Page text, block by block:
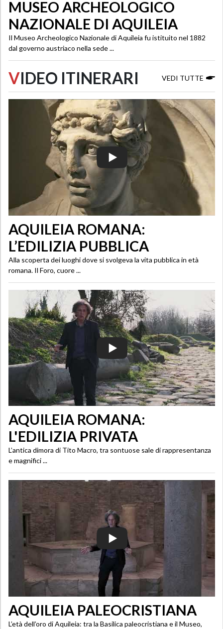
MUSEO ARCHEOLOGICO
NAZIONALE DI AQUILEIA
Il Museo Archeologico Nazionale di Aquileia fu istituito nel 1882
dal governo austriaco nella sede ...
VIDEO ITINERARI VEDI TUTTE
AQUILEIA ROMANA:
L’EDILIZIA PUBBLICA
Alla scoperta dei luoghi dove si svolgeva la vita pubblica in età
romana. Il Foro, cuore ...
AQUILEIA ROMANA:
L'EDILIZIA PRIVATA
L’antica dimora di Tito Macro, tra sontuose sale di rappresentanza
e magnifici ...
AQUILEIA PALEOCRISTIANA
L’età dell’oro di Aquileia: tra la Basilica paleocristiana e il Museo,